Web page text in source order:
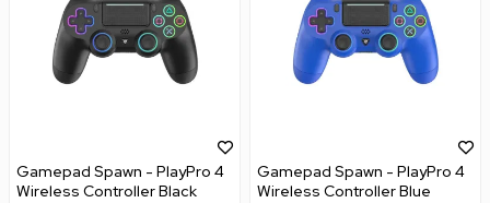
Gamepad Spawn - PlayPro 4
Wireless Controller Black
Gamepad Spawn - PlayPro 4
Wireless Controller Blue